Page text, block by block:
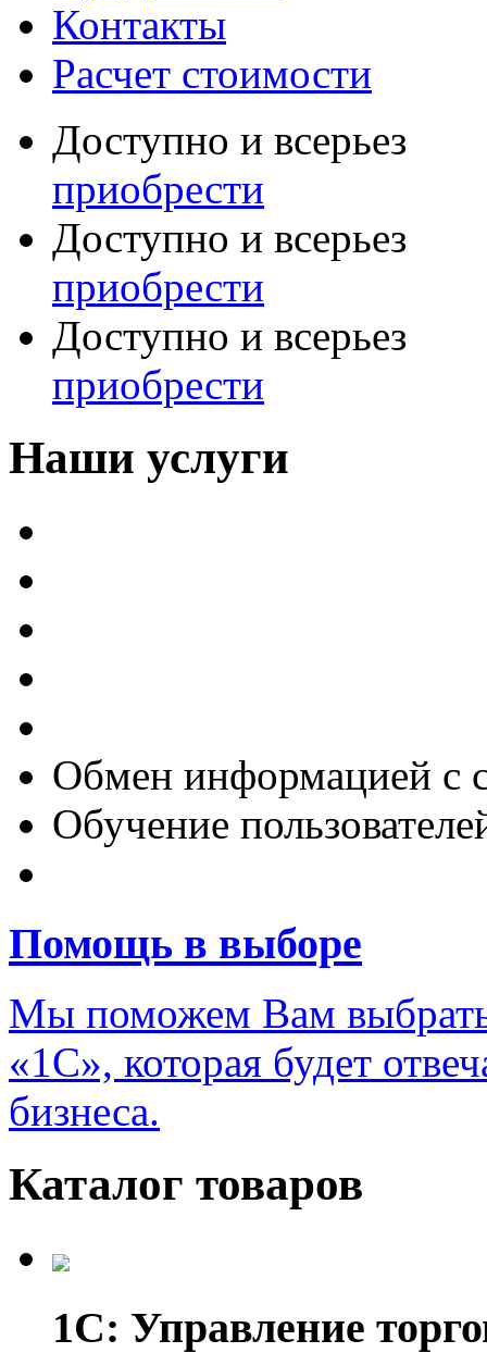
Контакты
Расчет стоимости
Доступно и всерьез
приобрести
Доступно и всерьез
приобрести
Доступно и всерьез
приобрести
Наши услуги
Обмен информацией с
Обучение
Помощь в выборе
Мы поможем Вам
«1С», которая будет
бизнеса.
Каталог товаров
1С: Управление